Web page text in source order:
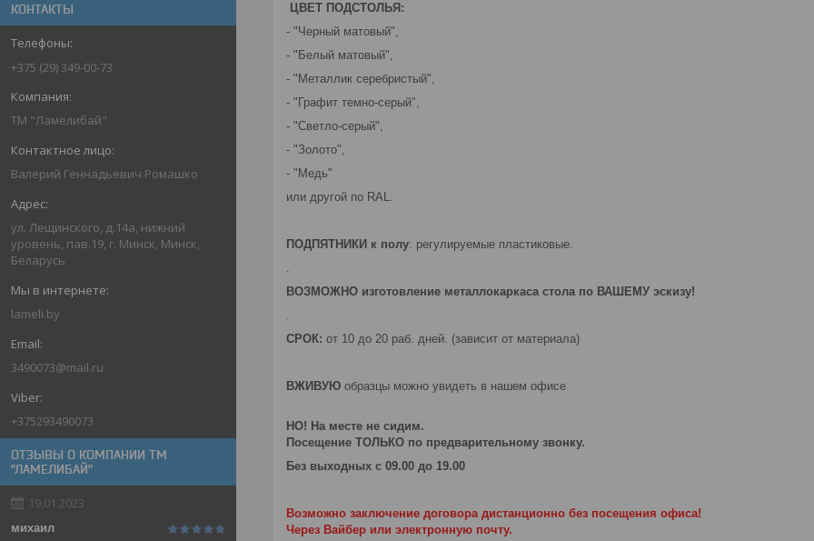
КОНТАКТЫ
+375 (29) 349-00-73
ТМ "Ламелибай"
Валерий Геннадьевич Ромашко
ул. Лещинского, д.14а, нижний
уровень, пав.19, г. Минск, Минск,
Беларусь
lameli.by
3490073@mail.ru
+375293490073
ОТЗЫВЫ О КОМПАНИИ ТМ
"ЛАМЕЛИБАЙ"
19.01.2023
михаил
ЦВЕТ ПОДСТОЛЬЯ:
- "Черный матовый",
- "Белый матовый",
- "Металлик серебристый",
- "Графит темно-серый",
- "Светло-серый",
- "Золото",
- "Медь"
или другой по RAL.
ПОДПЯТНИКИ к полу: регулируемые пластиковые.
.
ВОЗМОЖНО изготовление металлокаркаса стола по ВАШЕМУ эскизу!
.
СРОК: от 10 до 20 раб. дней. (зависит от материала)
ВЖИВУЮ образцы можно увидеть в нашем офисе
НО! На месте не сидим.
Посещение ТОЛЬКО по предварительному звонку.
Без выходных с 09.00 до 19.00
Возможно заключение договора дистанционно без посещения офиса!
Через Вайбер или электронную почту.